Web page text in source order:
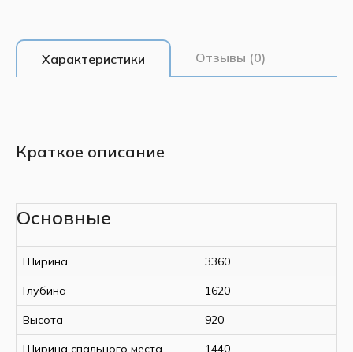
Характеристики Отзывы (0)
Краткое описание
Основные
Ширина 3360
Глубина 1620
Высота 920
Ширина спального места 1440